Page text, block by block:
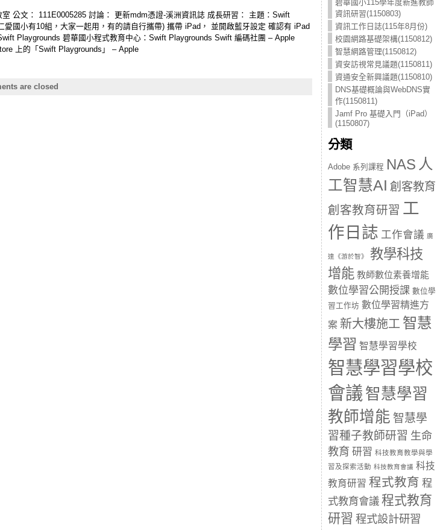
公文： 111E0005285 討論： 更新mdm憑證-溪洲資訊誌 成長研習： 主題：Swift
國小有10組，大家一起用，有的請自行攜帶) 攜帶 iPad， 並開啟藍牙設定 確認有 iPad
Playgrounds 碧華國小程式教育中心：Swift Playgrounds Swift 編碼社團 – Apple
上的「Swift Playgrounds」 – Apple
are closed
碧華國小115學年度新進教師
資訊研習(1150803)
資訊工作日誌(115年8月份)
校園網路基礎架構(1150812)
智慧網路管理(1150812)
資安訪視常見議題(1150811)
資通安全新興議題(1150810)
DNS基礎概論與WebDNS實
作(1150811)
Jamf Pro 基礎入門（iPad）
(1150807)
分類
Adobe 系列課程 NAS 人
工智慧AI 創客教育
創客教育研習 工
作日誌 工作會議 廣
達《游於智》
教學科技
增能 教師數位素養增能
數位學習公開授課 數位學
習工作坊 數位學習精進方
案 新大樓施工 智慧
學習 智慧學習學校
智慧學習學校
會議 智慧學習
教師增能 智慧學
習種子教師研習 生命
教育 研習 科技教育教學與學
習及探索活動 科技教育會議 科技
教育研習 程式教育 程
式教育會議 程式教育
研習 程式設計研習